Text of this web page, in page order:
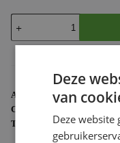
Ducati
Distributie
Riem
ARTIKELNUMMER:
CATEGORIE:
TAG:
73740125A
Deze
van
Deze